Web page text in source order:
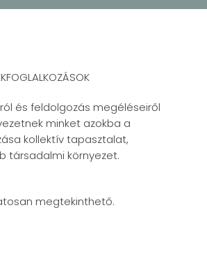
és feldolgozás megéléseiről
minket azokba a
kollektív tapasztalat,
társadalmi környezet.
megtekinthető.